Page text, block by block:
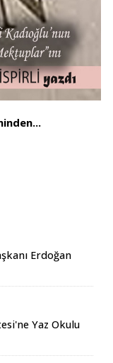
Erdoğan
Yaz Okulu